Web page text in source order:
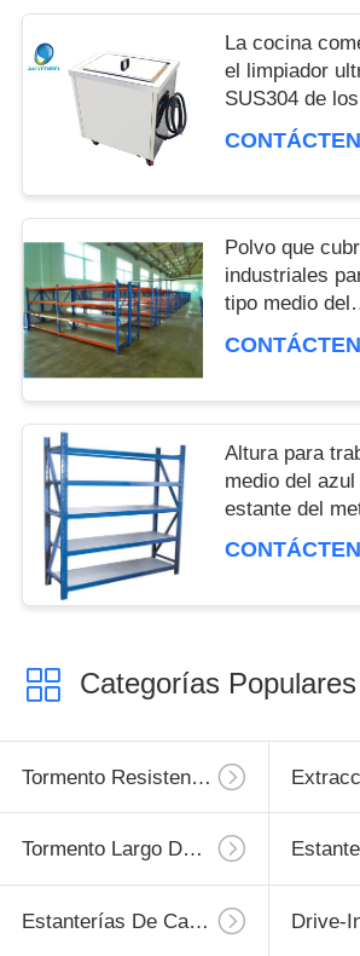
La cocina
el limpiador
SUS304 de
del tanque
Polvo que
industriales
tipo medio del
de la hoja de
Altura para
medio del
estante del
ajustable
Categorías Populares
Tormento Resistente De La Plataforma
Tormento Largo Del Palmo
Estanterías De Carga Ligera Drive-